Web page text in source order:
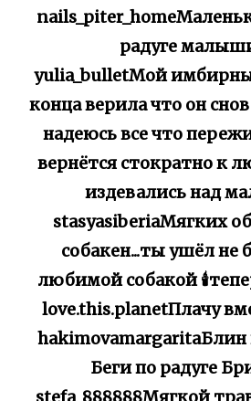
радуге
yulia_bulletМой
конца верила что он
надеюсь все что
вернётся стократно к
издевались над
stasyasiberiaМягких
собакен...ты ушёл не
любимой собакой
love.this.planetПлачу
hakimovamargaritaБлин
Беги по радуге